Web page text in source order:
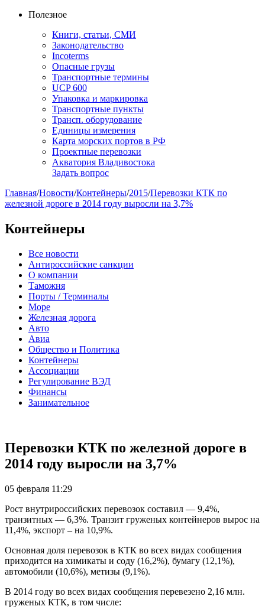
Полезное
Книги, статьи, СМИ
Законодательство
Incoterms
Опасные грузы
Транспортные термины
UCP 600
Упаковка и маркировка
Транспортные пункты
Трансп. оборудование
Единицы измерения
Карта морских портов в РФ
Проектные перевозки
Акватория Владивостока
Задать вопрос
Главная/Новости/Контейнеры/2015/Перевозки КТК по
железной дороге в 2014 году выросли на 3,7%
Контейнеры
Все новости
Антироссийские санкции
О компании
Таможня
Порты / Терминалы
Море
Железная дорога
Авто
Авиа
Общество и Политика
Контейнеры
Ассоциации
Регулирование ВЭД
Финансы
Занимательное
Перевозки КТК по железной дороге в
2014 году выросли на 3,7%
05 февраля 11:29
Рост внутрироссийских перевозок составил — 9,4%,
транзитных — 6,3%. Транзит груженых контейнеров вырос на
11,4%, экспорт – на 10,9%.
Основная доля перевозок в КТК во всех видах сообщения
приходится на химикаты и соду (16,2%), бумагу (12,1%),
автомобили (10,6%), метизы (9,1%).
В 2014 году во всех видах сообщения перевезено 2,16 млн.
груженых КТК, в том числе: